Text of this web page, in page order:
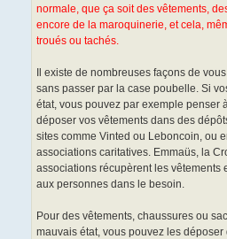
normale, que ça soit des vêtements,
encore de la maroquinerie, et cela,
troués ou tachés.
Il existe de nombreuses façons de
sans passer par la case poubelle. Si
état, vous pouvez par exemple penser
déposer vos vêtements dans des
sites comme Vinted ou Leboncoin, ou
associations caritatives. Emmaüs, la
associations récupèrent les vêtements
aux personnes dans le besoin.
Pour des vêtements, chaussures ou
mauvais état, vous pouvez les